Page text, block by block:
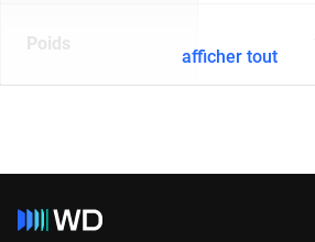
Poids
afficher tout